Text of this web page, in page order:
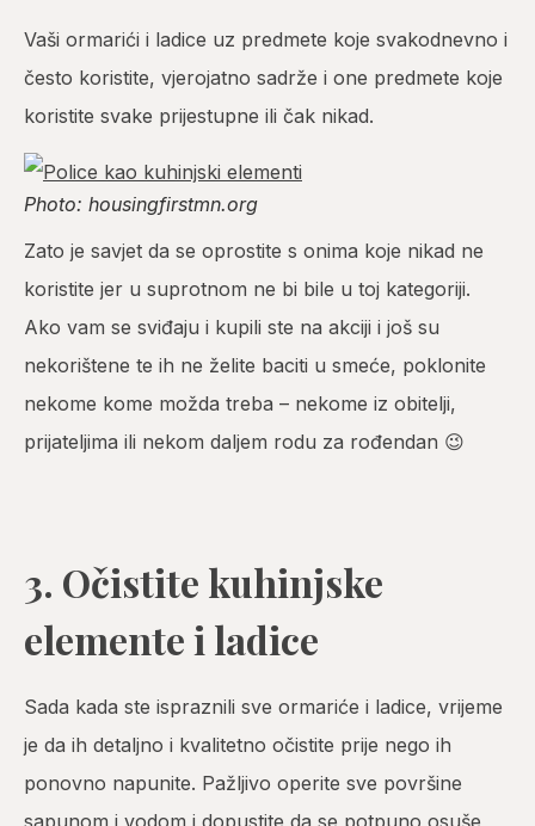
Vaši ormarići i ladice uz predmete koje svakodnevno i
često koristite, vjerojatno sadrže i one predmete koje
koristite svake prijestupne ili čak nikad.
Photo: housingfirstmn.org
Zato je savjet da se oprostite s onima koje nikad ne
koristite jer u suprotnom ne bi bile u toj kategoriji.
Ako vam se sviđaju i kupili ste na akciji i još su
nekorištene te ih ne želite baciti u smeće, poklonite
nekome kome možda treba – nekome iz obitelji,
prijateljima ili nekom daljem rodu za rođendan 😉
3. Očistite kuhinjske
elemente i ladice
Sada kada ste ispraznili sve ormariće i ladice, vrijeme
je da ih detaljno i kvalitetno očistite prije nego ih
ponovno napunite. Pažljivo operite sve površine
sapunom i vodom i dopustite da se potpuno osuše